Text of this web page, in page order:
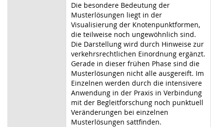
Die besondere Bedeutung der
Musterlösungen liegt in der
Visualisierung der Knotenpunktformen,
die teilweise noch ungewöhnlich sind.
Die Darstellung wird durch Hinweise zur
verkehrsrechtlichen Einordnung ergänzt.
Gerade in dieser frühen Phase sind die
Musterlösungen nicht alle ausgereift. Im
Einzelnen werden durch die intensivere
Anwendung in der Praxis in Verbindung
mit der Begleitforschung noch punktuell
Veränderungen bei einzelnen
Musterlösungen sattfinden.